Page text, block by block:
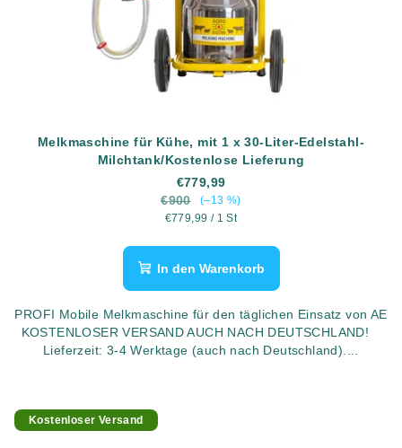
Melkmaschine für Kühe, mit 1 x 30-Liter-Edelstahl-
Milchtank/Kostenlose Lieferung
€779,99
€900
(–13 %)
Verkaufspreis:
€779,99 / 1 St
In den Warenkorb
PROFI Mobile Melkmaschine für den täglichen Einsatz von AE
KOSTENLOSER VERSAND AUCH NACH DEUTSCHLAND!
Lieferzeit: 3-4 Werktage (auch nach Deutschland)....
Kostenloser Versand